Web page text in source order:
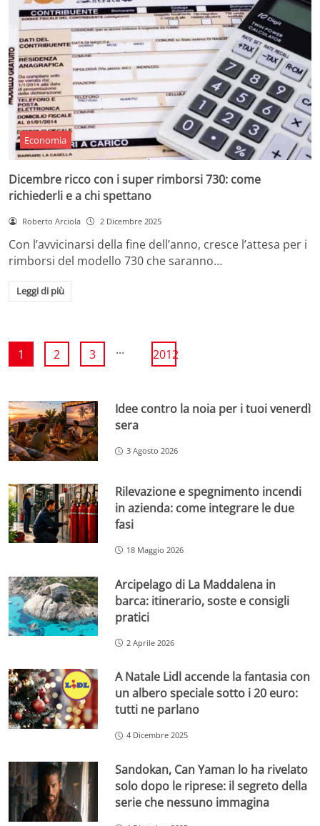
Economia
Dicembre ricco con i super rimborsi 730: come
richiederli e a chi spettano
Roberto Arciola 2 Dicembre 2025
Con l’avvicinarsi della fine dell’anno, cresce l’attesa per i
rimborsi del modello 730 che saranno…
Leggi di più
1 2 3 ... 2012
Idee contro la noia per i tuoi venerdì
sera
3 Agosto 2026
Rilevazione e spegnimento incendi
in azienda: come integrare le due
fasi
18 Maggio 2026
Arcipelago di La Maddalena in
barca: itinerario, soste e consigli
pratici
2 Aprile 2026
A Natale Lidl accende la fantasia con
un albero speciale sotto i 20 euro:
tutti ne parlano
4 Dicembre 2025
Sandokan, Can Yaman lo ha rivelato
solo dopo le riprese: il segreto della
serie che nessuno immagina